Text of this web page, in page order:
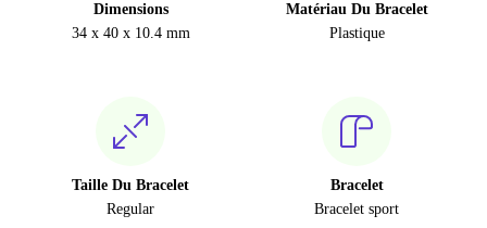
Dimensions
34 x 40 x 10.4 mm
Matériau Du Bracelet
Plastique
Taille Du Bracelet
Regular
Bracelet
Bracelet sport